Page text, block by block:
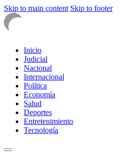
Skip to main content Skip to footer
Inicio
Judicial
Nacional
Internacional
Política
Economía
Salud
Deportes
Entretenimiento
Tecnología